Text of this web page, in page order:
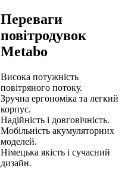
Переваги
повітродувок
Metabo
Висока потужність
повітряного потоку.
Зручна ергономіка та легкий
корпус.
Надійність і довговічність.
Мобільність акумуляторних
моделей.
Німецька якість і сучасний
дизайн.